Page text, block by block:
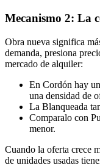
Mecanismo 2: La
Obra nueva significa
demanda, presiona
mercado de alquiler:
En Cordón hay
una densidad de
La Blanqueada
Comparalo con
menor.
Cuando la oferta crece
de unidades usadas